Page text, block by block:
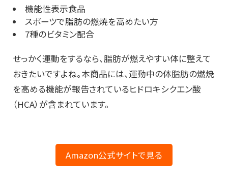
機能性表示食品
スポーツで脂肪の燃焼を高めたい方
7種のビタミン配合
せっかく運動をするなら、脂肪が燃えやすい体に整えて
おきたいですよね。本商品には、運動中の体脂肪の燃焼
を高める機能が報告されているヒドロキシクエン酸
（HCA）が含まれています。
Amazon公式サイトで見る